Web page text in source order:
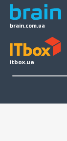
brain.com.ua
itbox.ua